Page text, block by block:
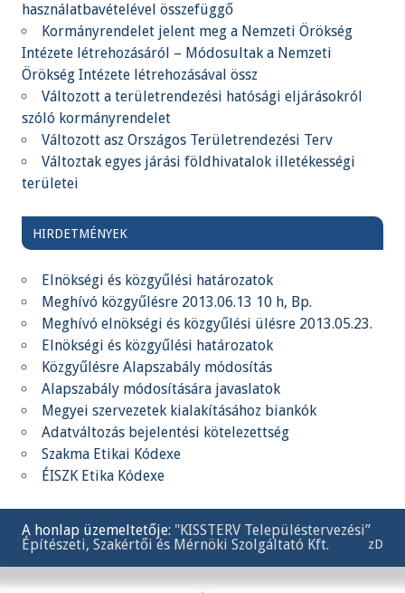
használatbavételével összefüggő
Kormányrendelet jelent meg a Nemzeti Örökség
Intézete létrehozásáról – Módosultak a Nemzeti
Örökség Intézete létrehozásával össz
Változott a területrendezési hatósági eljárásokról
szóló kormányrendelet
Változott asz Országos Területrendezési Terv
Változtak egyes járási földhivatalok illetékességi
területei
HIRDETMÉNYEK
Elnökségi és közgyűlési határozatok
Meghívó közgyűlésre 2013.06.13 10 h, Bp.
Meghívó elnökségi és közgyűlési ülésre 2013.05.23.
Elnökségi és közgyűlési határozatok
Közgyűlésre Alapszabály módosítás
Alapszabály módosítására javaslatok
Megyei szervezetek kialakításához biankók
Adatváltozás bejelentési kötelezettség
Szakma Etikai Kódexe
ÉISZK Etika Kódexe
A honlap üzemeltetője: "KISSTERV Településtervezési”
Építészeti, Szakértői és Mérnöki Szolgáltató Kft.
zD